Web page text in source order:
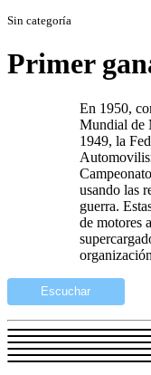
Sin categoría
Primer
En 1950,
Mundial de
1949, la
usando las
guerra.
de motores
Escuchar